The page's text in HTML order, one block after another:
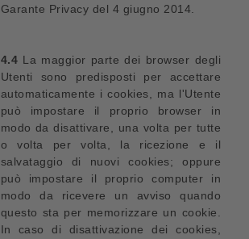
Garante Privacy del 4 giugno 2014.
4.4 La maggior parte dei browser degli
Utenti sono predisposti per accettare
automaticamente i cookies, ma l'Utente
può impostare il proprio browser in
modo da disattivare, una volta per tutte
o volta per volta, la ricezione e il
salvataggio di nuovi cookies; oppure
può impostare il proprio computer in
modo da ricevere un avviso quando
questo sta per memorizzare un cookie.
In caso di disattivazione dei cookies,